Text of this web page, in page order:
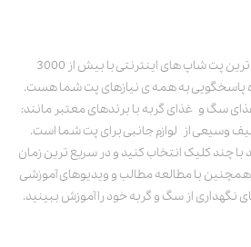
پت استور به عنوان یکی از قدیمی‌ترین پت شاپ های اینترنتی با بیش از 3000
پاسخگویی به همه ی نیازهای پت شما هست.
سگ و غذای گربه با برندهای معتبر مانند:
وسیعی از لوازم جانبی برای پت شما است.
با چند کلیک انتخاب کنید و در سریع ترین زمان
با مطالعه مطالب و ویدیوهای آموزشی
نگهداری از سگ و گربه خود را آموزش ببینید.